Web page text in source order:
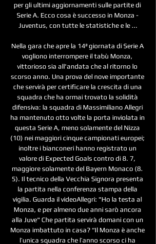
per gli ultimi aggiornamenti sulle partite di
Serie A. Ecco cosa è successo in Monza -
Juventus, con tutte le statistiche e le ...
Nella gara che apre la 14ª giornata di Serie A
vogliono interrompere il tabù Monza,
vittorioso sia all'andata che al ritorno lo
scorso anno. Una prova del nove importante
che servirà per certificare la crescita di una
squadra che ha ormai trovato la solidità
difensiva: la squadra di Massimiliano Allegri
ha mantenuto otto volte la porta inviolata in
questa Serie A, meno solamente del Nizza
(10) nei maggiori cinque campionati europei;
inoltre i bianconeri hanno registrato un
valore di Expected Goals contro di 8. 7,
maggiore solamente del Bayern Monaco (8.
5). Il tecnico della Vecchia Signora presenta
la partita nella conferenza stampa della
vigilia. Guarda il videoAllegri: "Ho la testa al
Monza, e per almeno due anni sarò ancora
alla Juve" Che partita servirà domani con un
Monza imbattuto in casa? “Il Monza è anche
l’unica squadra che l’anno scorso ci ha